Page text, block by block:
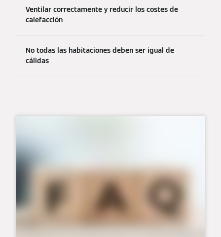
Ventilar correctamente y reducir los costes de
calefacción
No todas las habitaciones deben ser igual de
cálidas